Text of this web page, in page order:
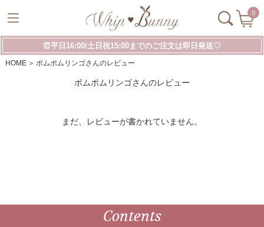
0
⏰平日16:00/土日祝15:00までのご注文は即日発送♡
HOME ポムポムリンゴさんのレビュー
ポムポムリンゴさんのレビュー
まだ、レビューが書かれていません。
Contents